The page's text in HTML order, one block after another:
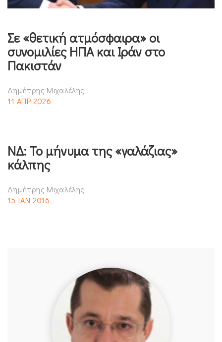
Σε «θετική ατμόσφαιρα» οι
συνομιλίες ΗΠΑ και Ιράν στο
Πακιστάν
Δημήτρης Μιχαλέλης
11 ΑΠΡ 2026
ΝΔ: Το μήνυμα της «γαλάζιας»
κάλπης
Δημήτρης Μιχαλέλης
15 ΙΑΝ 2016